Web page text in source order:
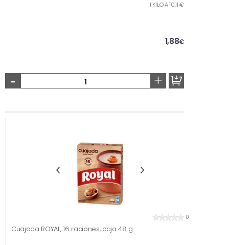
1 KILO A 10,11 €
1,88€
- +
0
Cuajada ROYAL, 16 raciones, caja 48 g